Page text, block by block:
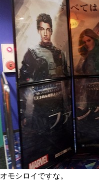
オモシロイですな。